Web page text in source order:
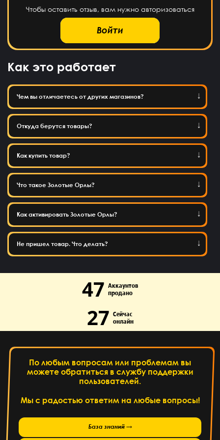
Чтобы оставить отзыв, вам нужно авторизоваться
Войти
Как это работает
Чем вы отличаетесь от других магазинов?
Откуда берутся товары?
Как купить товар?
Что такое Золотые Орлы?
Как активировать Золотые Орлы?
Не пришел товар. Что делать?
47 Аккаунтов
продано
27 Сейчас
онлайн
По любым вопросам или проблемам вы
можете обратиться в службу поддержки
пользователей.
Мы с радостью ответим на любые вопросы!
База знаний →